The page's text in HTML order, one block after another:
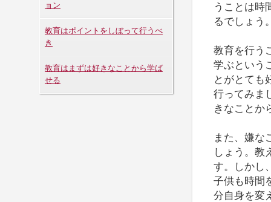
ョン
教育はポイントをしぼって行うべ
き
教育はまずは好きなことから学ば
せる
うことは時
るでしょう
教育を行う
学ぶという
とがとても
行ってみま
きなことか
また、嫌な
しょう。教
す。しかし
子供も時間
分自身を変